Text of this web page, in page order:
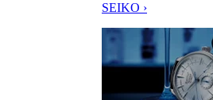
SEIKO ›